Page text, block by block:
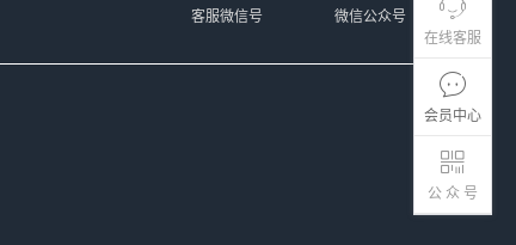
在线客服
会员中心
公 众 号
微信公众号
客服微信号